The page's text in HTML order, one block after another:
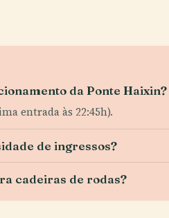
da Ponte Haixin?
entrada às 22:45h).
de ingressos?
cadeiras de rodas?